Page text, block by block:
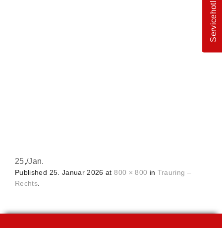
25,/Jan.
Published 25. Januar 2026 at800 × 800 in Trauring –
Rechts.
Servicehotline